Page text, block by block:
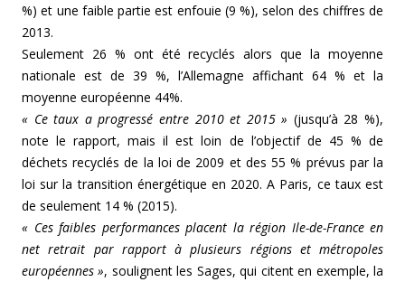
%) et une faible partie est enfouie (9 %), selon des chiffres de
2013.
Seulement 26 % ont été recyclés alors que la moyenne
nationale est de 39 %, l’Allemagne affichant 64 % et la
moyenne européenne 44%.
« Ce taux a progressé entre 2010 et 2015 » (jusqu’à 28 %),
note le rapport, mais il est loin de l’objectif de 45 % de
déchets recyclés de la loi de 2009 et des 55 % prévus par la
loi sur la transition énergétique en 2020. A Paris, ce taux est
de seulement 14 % (2015).
« Ces faibles performances placent la région Ile-de-France en
net retrait par rapport à plusieurs régions et métropoles
européennes », soulignent les Sages, qui citent en exemple, la